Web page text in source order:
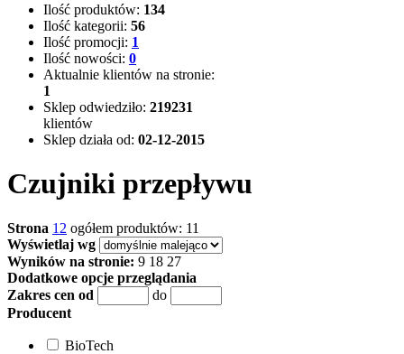
Ilość produktów: 134
Ilość kategorii: 56
Ilość promocji: 1
Ilość nowości: 0
Aktualnie klientów na stronie:
1
Sklep odwiedziło: 219231
klientów
Sklep działa od: 02-12-2015
Czujniki przepływu
Strona 1 2 ogółem produktów: 11
Wyświetlaj wg
Wyników na stronie: 9 18 27
Dodatkowe opcje przeglądania
Zakres cen od
do
Producent
BioTech